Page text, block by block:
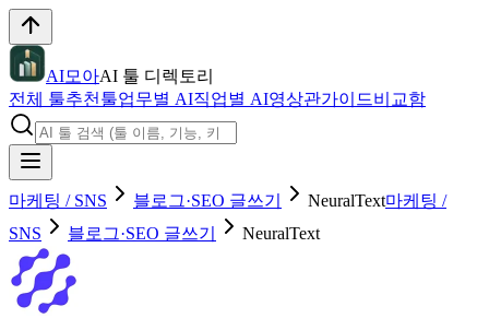
AI모아AI 툴 디렉토리
전체 툴추천툴업무별 AI직업별 AI영상관가이드비교함
마케팅 / SNS 블로그·SEO 글쓰기 NeuralText마케팅 /
SNS
블로그·SEO 글쓰기 NeuralText